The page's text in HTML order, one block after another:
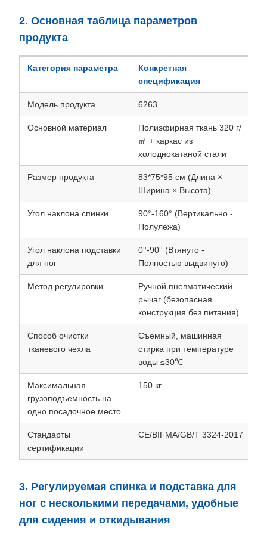
2. Основная таблица параметров
продукта
Категория параметра
Конкретная
спецификация
Модель продукта 6263
Основной материал
Полиэфирная ткань 320 г/
㎡ + каркас из
холоднокатаной стали
Размер продукта
83*75*95 см (Длина ×
Ширина × Высота)
Угол наклона спинки
90°-160° (Вертикально -
Полулежа)
Угол наклона подставки
для ног
0°-90° (Втянуто -
Полностью выдвинуто)
Метод регулировки
Ручной пневматический
рычаг (безопасная
конструкция без питания)
Способ очистки
тканевого чехла
Съемный, машинная
стирка при температуре
воды ≤30℃
Максимальная
грузоподъемность на
одно посадочное место
150 кг
Стандарты
сертификации
CE/BIFMA/GB/T 3324-2017
3. Регулируемая спинка и подставка для
ног с несколькими передачами, удобные
для сидения и откидывания